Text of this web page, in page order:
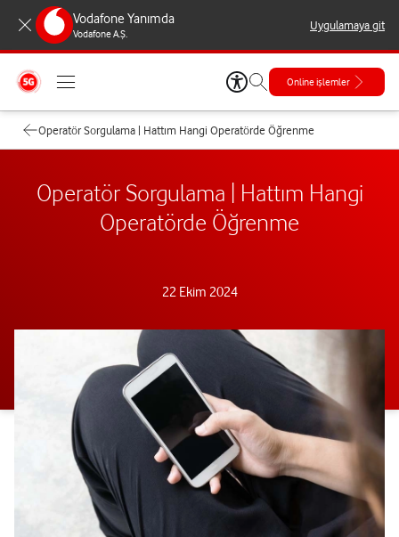
Vodafone Yanımda
Vodafone A.Ş.
Uygulamaya git
Online işlemler
Operatör Sorgulama | Hattım Hangi Operatörde Öğrenme
Operatör Sorgulama | Hattım Hangi
Operatörde Öğrenme
22 Ekim 2024